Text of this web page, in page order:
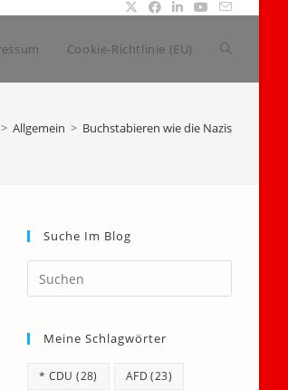
Cookie-Richtlinie (EU) Website-
> Allgemein > Buchstabieren wie die Nazis
Suche Im Blog
Escape
Meine Schlagwörter
* CDU (28) AFD (23)